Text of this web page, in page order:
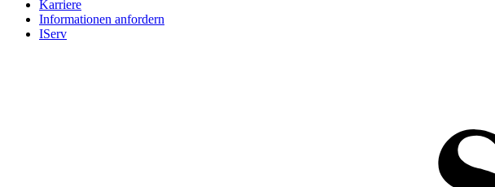
Karriere
Informationen anfordern
IServ